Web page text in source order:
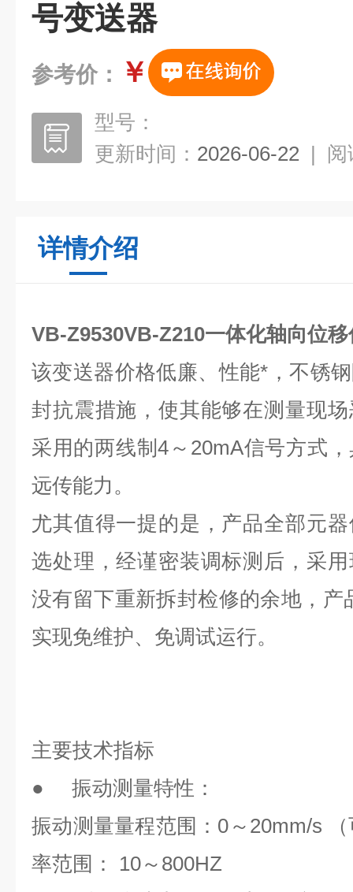
号变送器
参考价： ￥
型号：
更新时间： 2026-06-22 | 阅
详情介绍
VB-Z9530VB-Z210一体化轴向位
该变送器价格低廉、性能*，不锈
封抗震措施，使其能够在测量现
采用的两线制4～20mA信号方式
远传能力。
尤其值得一提的是，产品全部元
选处理，经谨密装调标测后，采
没有留下重新拆封检修的余地，产
实现免维护、免调试运行。
主要技术指标
● 振动测量特性：
振动测量量程范围：0～20mm/s
率范围： 10～800HZ